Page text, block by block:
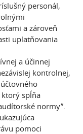
personál,
a zároveň
uplatňovania
a účinnej
kontrolnej,
spĺňa
normy”.
pomoci